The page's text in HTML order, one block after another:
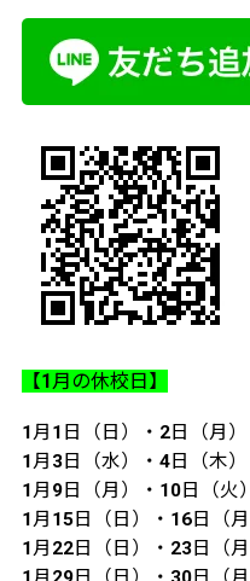
【1月の休校日】
1月1日（日）・2日（月）
1月3日（水）・4日（木）
1月9日（月）・10日（火）
1月15日（日）・16日（月
1月22日（日）・23日（月